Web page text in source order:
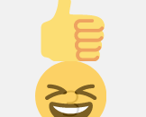
вверх!
3
Дикий
смех!